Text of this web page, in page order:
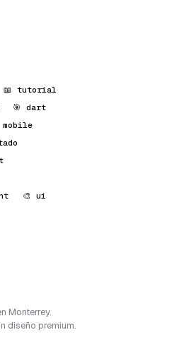
📖 tutorial
🎯 dart
mobile
🎨 ui
Monterrey.
diseño premium.